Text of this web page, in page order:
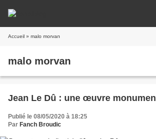
Accueil » malo morvan
malo morvan
Jean Le Dû : une œuvre
Publié le 08/05/2020 à 18:25
Par Fanch Broudic